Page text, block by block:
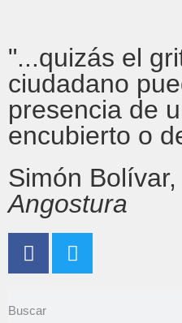
"...quizás el
ciudadano
presencia de
encubierto o
Simón Bolívar,
Angostura